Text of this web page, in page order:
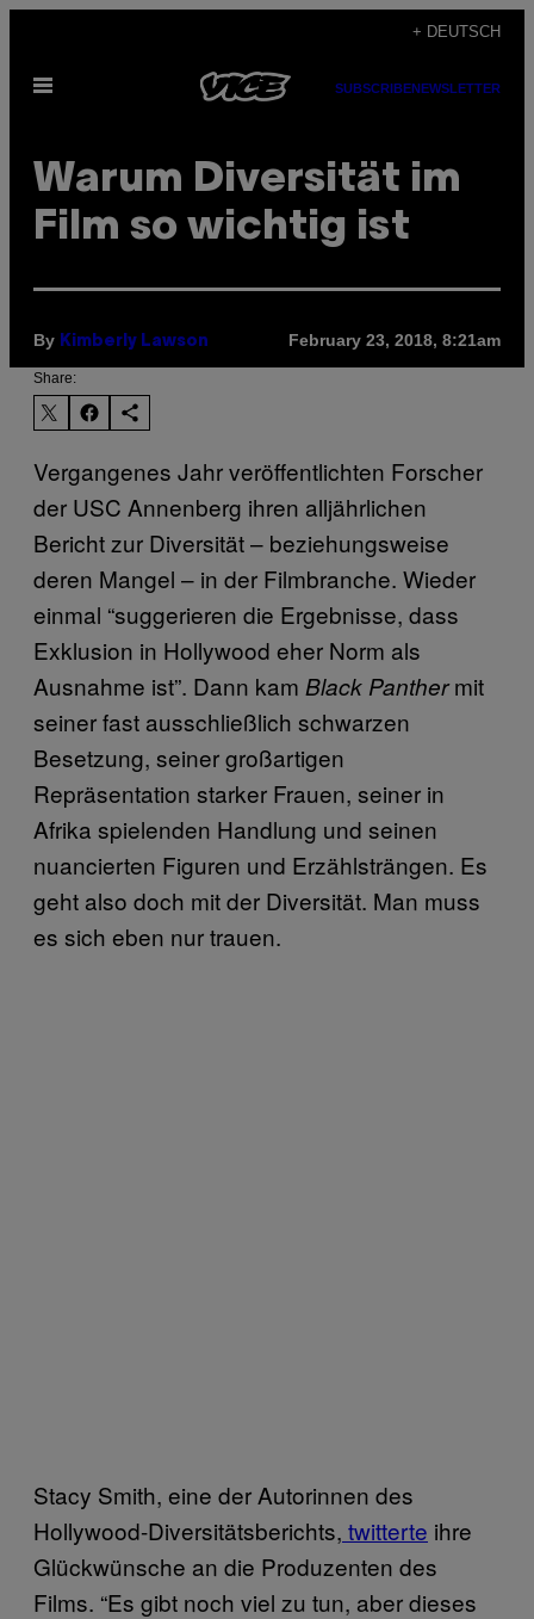
content
+ DEUTSCH
Open
SUBSCRIBENEWSLETTER
Warum Diversität im
Film so wichtig ist
By Kimberly Lawson February 23, 2018, 8:21am
Share:
Vergangenes Jahr veröffentlichten Forscher
der USC Annenberg ihren alljährlichen
Bericht zur Diversität – beziehungsweise
deren Mangel – in der Filmbranche. Wieder
einmal “suggerieren die Ergebnisse, dass
Exklusion in Hollywood eher Norm als
Ausnahme ist”. Dann kam Black Panthermit
seiner fast ausschließlich schwarzen
Besetzung, seiner großartigen
Repräsentation starker Frauen, seiner in
Afrika spielenden Handlung und seinen
nuancierten Figuren und Erzählsträngen. Es
geht also doch mit der Diversität. Man muss
es sich eben nur trauen.
Stacy Smith, eine der Autorinnen des
Hollywood-Diversitätsberichts, twitterte ihre
Glückwünsche an die Produzenten des
Films. “Es gibt noch viel zu tun, aber dieses